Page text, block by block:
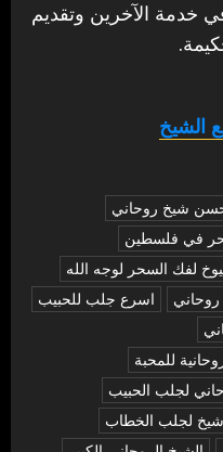
خدمة الآخرين وتقديم
الشيخ
شيخ روحاني
في فلسطين
لفك السحر لوجه الله
اسرع جلب للحبيب
للمحبة
لجلب الحبيب
لجلب الخطاب